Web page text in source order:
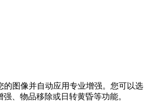
的图像并自动应用专业增强。您可以选
、物品移除或日转黄昏等功能。